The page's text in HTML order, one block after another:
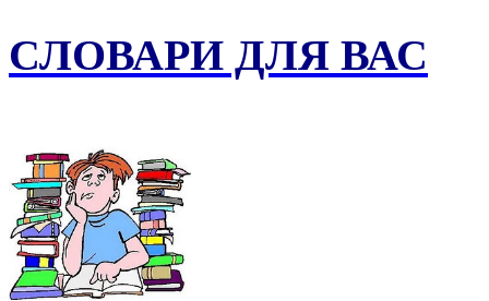
СЛОВАРИ ДЛЯ ВАС